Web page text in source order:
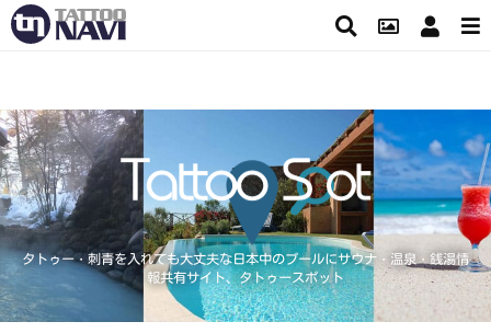
タトゥー・刺青を入れても大丈夫な日本中のプールにサウナ・温泉・銭湯情
報共有サイト、タトゥースポット